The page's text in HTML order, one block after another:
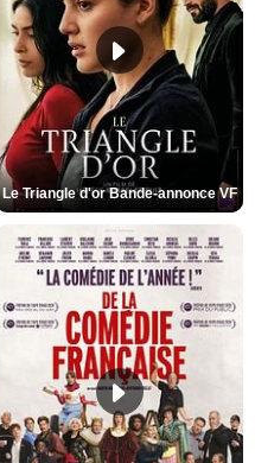
Le Triangle d'or Bande-annonce VF